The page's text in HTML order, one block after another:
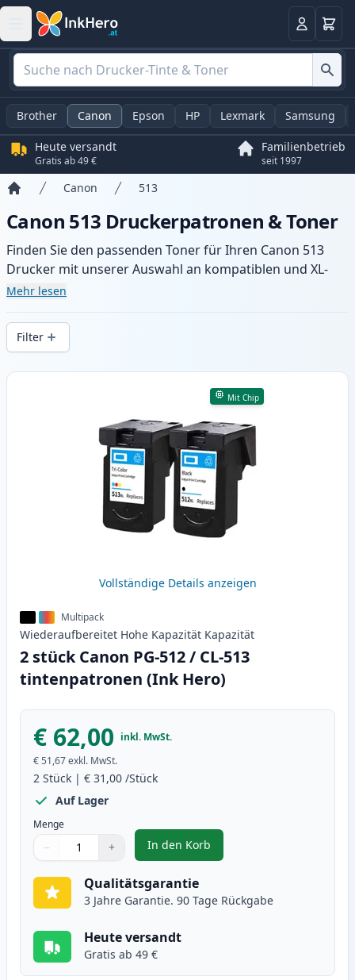
Anmelden
Brother Canon Epson HP Lexmark Samsung
Heute versandt
Gratis ab 49 €
Familienbetrieb
seit 1997
Canon 513
Canon 513 Druckerpatronen & Toner
Finden Sie den passenden Toner für Ihren Canon 513
Drucker mit unserer Auswahl an kompatiblen und XL-
Patronen. Profitieren Sie von gleichbleibender
in .
Mehr lesen
Filter
Produkte
Mit Chip
Vollständige Details anzeigen
Multipack
Wiederaufbereitet Hohe Kapazität Kapazität
2 stück Canon PG-512 / CL-513
tintenpatronen (Ink Hero)
€ 62,00 inkl. MwSt.
€ 51,67exkl. MwSt.
2 Stück | € 31,00 /Stück
Auf Lager
Menge
Verwenden Sie die Tasten, um anzupassen
− +
1
In den Korb
, 2 stück Canon PG-512 / CL-
Qualitätsgarantie
3 Jahre Garantie. 90 Tage Rückgabe
Heute versandt
Gratis ab 49 €